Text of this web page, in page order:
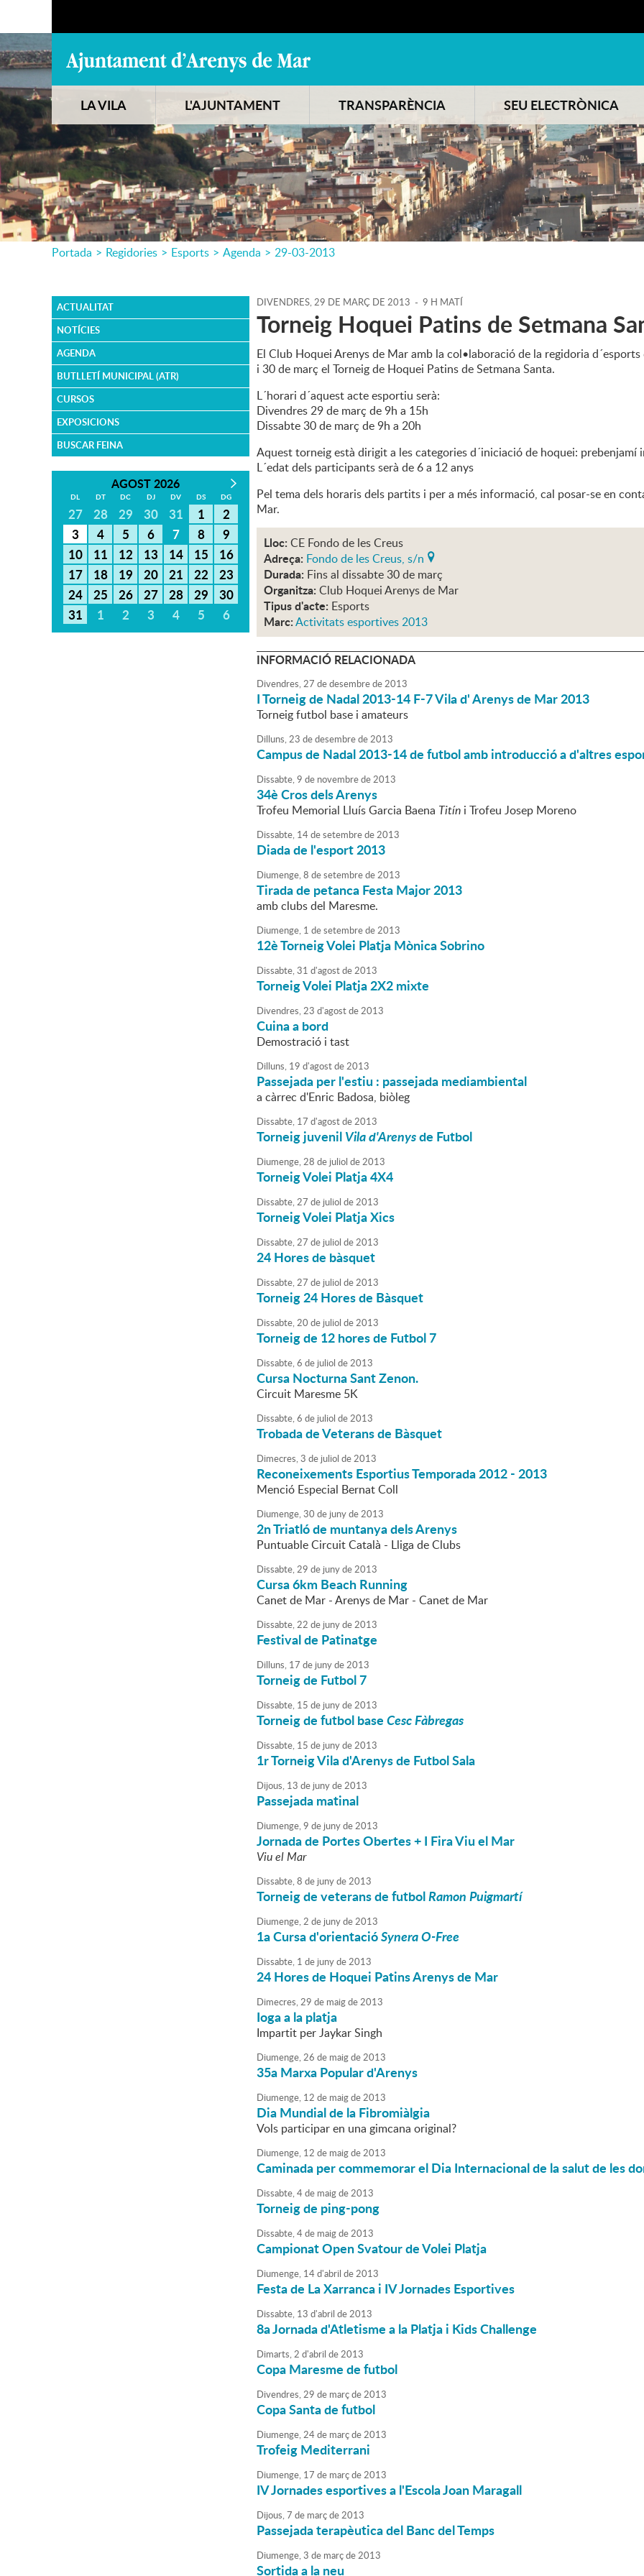
LA VILA L'AJUNTAMENT TRANSPARÈNCIA SEU ELECTRÒNICA
Portada > Regidories > Esports > Agenda > 29-03-2013
ACTUALITAT
NOTÍCIES
AGENDA
BUTLLETÍ MUNICIPAL (ATR)
CURSOS
EXPOSICIONS
BUSCAR FEINA
AGOST 2026
DL DT DC DJ DV DS DG
27 28 29 30 31 1
2
3
4 5 6 7 8
9
10
11 12 13 14 15
16
17
18 19 20 21 22
23
24
25 26 27 28 29
30
31
1 2 3 4 5 6
DIVENDRES,29 DE MARÇ DE 2013 - 9 H MATÍ
Torneig Hoquei Patins de Setmana
El Club Hoquei Arenys de Mar amb la col•laboració de la regidoria
i 30 de març el Torneig de Hoquei Patins de Setmana Santa.
L´horari d´aquest acte esportiu serà:
Divendres 29 de març de 9h a 15h
Dissabte 30 de març de 9h a 20h
Aquest torneig està dirigit a les categories d´iniciació de hoquei: prebenjamí
L´edat dels participants serà de 6 a 12 anys
Pel tema dels horaris dels partits i per a més informació, cal posar-se en
Mar.
Lloc: CE Fondo de les Creus
Adreça: Fondo de les Creus, s/n
Durada: Fins al dissabte 30 de març
Organitza: Club Hoquei Arenys de Mar
Tipus d'acte: Esports
Marc:Activitats esportives 2013
INFORMACIÓ RELACIONADA
Divendres,27 dedesembrede2013
I Torneig de Nadal 2013-14 F-7 Vila d' Arenys de Mar 2013
Torneig futbol base i amateurs
Dilluns,23 dedesembrede2013
Campus de Nadal 2013-14 de futbol amb introducció a d'altres
Dissabte,9 de novembrede2013
34è Cros dels Arenys
Trofeu Memorial Lluís Garcia Baena Titín i Trofeu Josep Moreno
Dissabte, 14desetembrede2013
Diada de l'esport 2013
Diumenge,8 desetembrede2013
Tirada de petanca Festa Major 2013
amb clubs del Maresme.
Diumenge, 1 desetembrede2013
12è Torneig Volei Platja Mònica Sobrino
Dissabte,31 d'agostde2013
Torneig Volei Platja 2X2 mixte
Divendres,23 d'agostde2013
Cuina a bord
Demostració i tast
Dilluns, 19 d'agostde2013
Passejada per l'estiu : passejada mediambiental
a càrrec d'Enric Badosa, biòleg
Dissabte, 17 d'agostde2013
Torneig juvenilVila d'Arenysde Futbol
Diumenge,28 de juliol de2013
Torneig Volei Platja 4X4
Dissabte,27 de juliol de2013
Torneig Volei Platja Xics
Dissabte,27 de juliol de2013
24 Hores de bàsquet
Dissabte,27 de juliol de2013
Torneig 24 Hores de Bàsquet
Dissabte,20 de juliol de2013
Torneig de 12 hores de Futbol 7
Dissabte,6 de juliol de2013
Cursa Nocturna Sant Zenon.
Circuit Maresme 5K
Dissabte,6 de juliol de2013
Trobada de Veterans de Bàsquet
Dimecres,3 de juliol de2013
Reconeixements Esportius Temporada 2012 - 2013
Menció Especial Bernat Coll
Diumenge,30 de junyde2013
2n Triatló de muntanya dels Arenys
Puntuable Circuit Català - Lliga de Clubs
Dissabte,29 de junyde2013
Cursa 6km Beach Running
Canet de Mar - Arenys de Mar - Canet de Mar
Dissabte,22 de junyde2013
Festival de Patinatge
Dilluns, 17 de junyde2013
Torneig de Futbol 7
Dissabte, 15 de junyde2013
Torneig de futbol baseCesc Fàbregas
Dissabte, 15 de junyde2013
1r Torneig Vila d'Arenys de Futbol Sala
Dijous, 13 de junyde2013
Passejada matinal
Diumenge,9 de junyde2013
Jornada de Portes Obertes + I Fira Viu el Mar
Viu el Mar
Dissabte,8 de junyde2013
Torneig de veterans de futbolRamon Puigmartí
Diumenge,2 de junyde2013
1a Cursa d'orientacióSynera O-Free
Dissabte, 1 de junyde2013
24 Hores de Hoquei Patins Arenys de Mar
Dimecres,29 de maigde2013
Ioga a la platja
Impartit per Jaykar Singh
Diumenge,26 de maigde2013
35a Marxa Popular d'Arenys
Diumenge, 12 de maigde2013
Dia Mundial de la Fibromiàlgia
Vols participar en una gimcana original?
Diumenge, 12 de maigde2013
Caminada per commemorar el Dia Internacional de la salut de les
Dissabte,4de maigde2013
Torneig de ping-pong
Dissabte,4de maigde2013
Campionat Open Svatour de Volei Platja
Diumenge, 14d'abril de2013
Festa de La Xarranca i IV Jornades Esportives
Dissabte, 13 d'abril de2013
8a Jornada d'Atletisme a la Platja i Kids Challenge
Dimarts,2 d'abril de2013
Copa Maresme de futbol
Divendres,29 de marçde2013
Copa Santa de futbol
Diumenge,24de marçde2013
Trofeig Mediterrani
Diumenge, 17 de marçde2013
IV Jornades esportives a l'Escola Joan Maragall
Dijous,7 de marçde2013
Passejada terapèutica del Banc del Temps
Diumenge,3 de marçde2013
Sortida a la neu